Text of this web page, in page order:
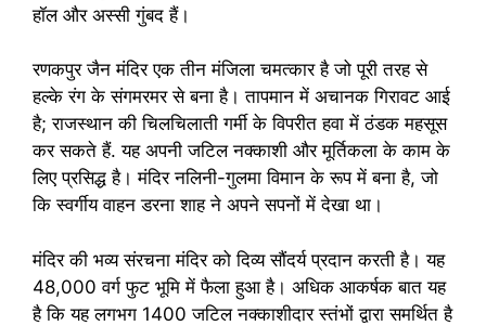
हॉल और अस्सी गुंबद हैं।
रणकपुर जैन मंदिर एक तीन मंजिला चमत्कार है जो पूरी तरह से
हल्के रंग के संगमरमर से बना है। तापमान में अचानक गिरावट आई
है; राजस्थान की चिलचिलाती गर्मी के विपरीत हवा में ठंडक महसूस
कर सकते हैं. यह अपनी जटिल नक्काशी और मूर्तिकला के काम के
लिए प्रसिद्ध है। मंदिर नलिनी-गुलमा विमान के रूप में बना है, जो
कि स्वर्गीय वाहन डरना शाह ने अपने सपनों में देखा था।
मंदिर की भव्य संरचना मंदिर को दिव्य सौंदर्य प्रदान करती है। यह
48,000 वर्ग फुट भूमि में फैला हुआ है। अधिक आकर्षक बात यह
है कि यह लगभग 1400 जटिल नक्काशीदार स्तंभों द्वारा समर्थित है